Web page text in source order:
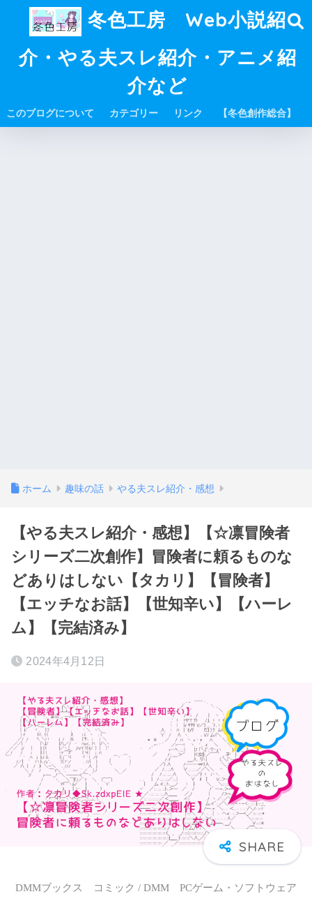
冬色工房 Web小説紹
介・やる夫スレ紹介・アニメ紹
介など
このブログについて カテゴリー リンク 【冬色創作総合】
ホーム 趣味の話 やる夫スレ紹介・感想
【やる夫スレ紹介・感想】【☆凛冒険者
シリーズ二次創作】冒険者に頼るものな
どありはしない【タカリ】【冒険者】
【エッチなお話】【世知辛い】【ハーレ
ム】【完結済み】
2024年4月12日
DMMブックス コミック / DMM PCゲーム・ソフトウェア